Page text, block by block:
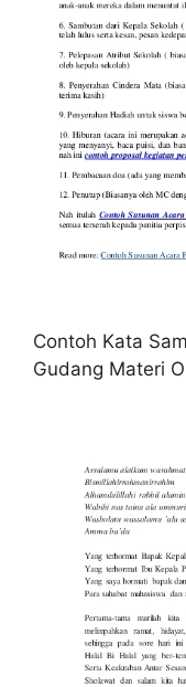
Contoh Kata
Gudang Materi